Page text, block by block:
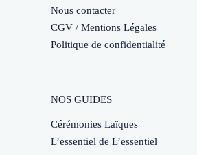
Nous contacter
CGV / Mentions Légales
Politique de confidentialité
NOS GUIDES
Cérémonies Laïques
L’essentiel de L’essentiel